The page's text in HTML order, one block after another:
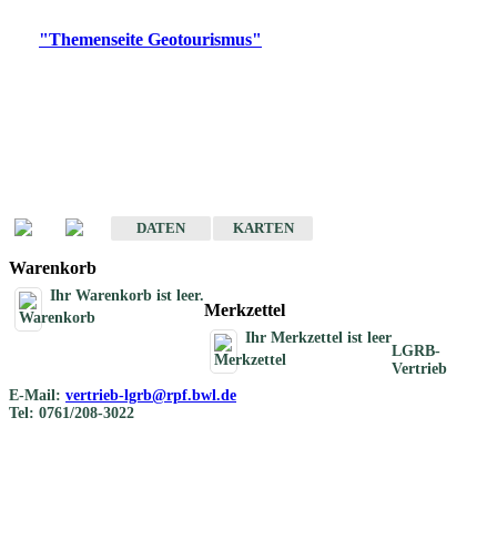
"Themenseite Geotourismus"
DATEN
KARTEN
Warenkorb
Ihr Warenkorb ist leer.
Merkzettel
Ihr Merkzettel ist leer
LGRB-
Vertrieb
E-Mail: vertrieb-lgrb@rpf.bwl.de
Tel: 0761/208-3022